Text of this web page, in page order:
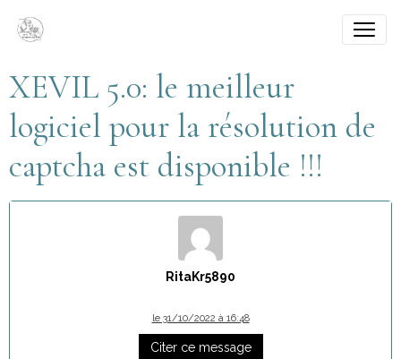
XEVIL 5.0: le meilleur
logiciel pour la résolution de
captcha est disponible !!!
RitaKr5890
le 31/10/2022 à 16:48
Citer ce message